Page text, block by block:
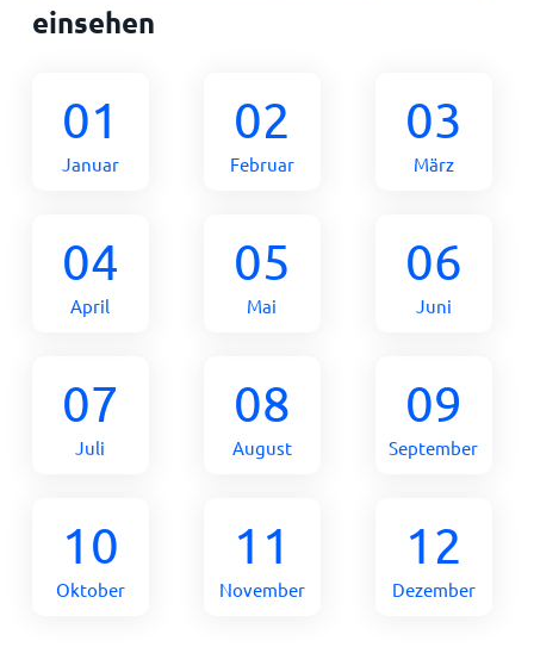
einsehen
01
Januar
02
Februar
03
März
04
April
05
Mai
06
Juni
07
Juli
08
August
09
September
10
Oktober
11
November
12
Dezember